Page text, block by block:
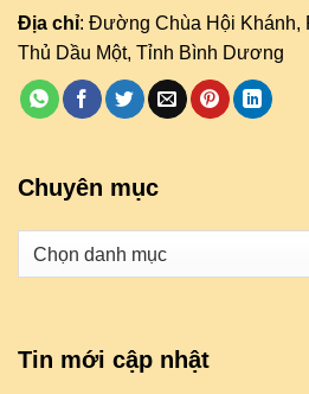
Địa chỉ: Đường Chùa Hội
Thủ Dầu Một, Tỉnh Bình Dương
Chuyên mục
Tin mới cập nhật